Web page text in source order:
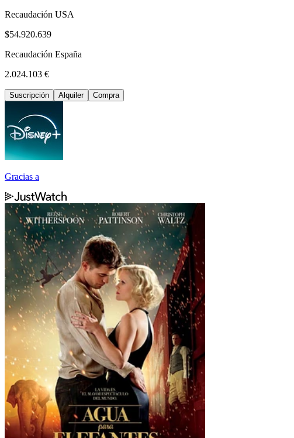
Recaudación USA
$54.920.639
Recaudación España
2.024.103 €
Suscripción Alquiler Compra
Gracias a